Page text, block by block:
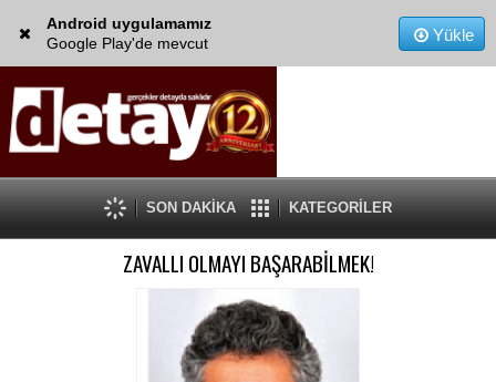
Android uygulamamız
Google Play'de mevcut
Yükle
SON DAKİKA KATEGORİLER
ZAVALLI OLMAYI BAŞARABİLMEK!